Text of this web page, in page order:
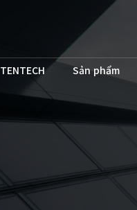
TENTECH Sản phẩm